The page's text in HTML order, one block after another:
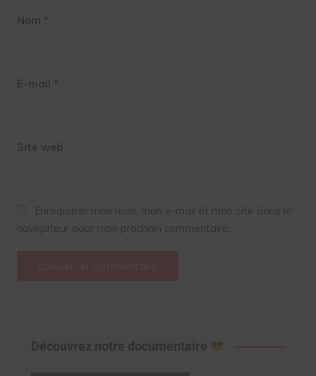
Nom *
E-mail *
Site web
Enregistrer mon nom, mon e-mail et mon site dans le
navigateur pour mon prochain commentaire.
Découvrez notre documentaire